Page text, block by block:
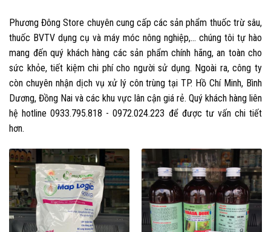
Phương Đông Store chuyên cung cấp các sản phẩm thuốc trừ sâu,
thuốc BVTV dụng cụ và máy móc nông nghiệp,... chúng tôi tự hào
mang đến quý khách hàng các sản phẩm chính hãng, an toàn cho
sức khỏe, tiết kiệm chi phí cho người sử dụng. Ngoài ra, công ty
còn chuyên nhận dịch vụ xử lý côn trùng tại TP. Hồ Chí Minh, Bình
Dương, Đồng Nai và các khu vực lân cận giá rẻ. Quý khách hàng liên
hệ hotline 0933.795.818 - 0972.024.223 để được tư vấn chi tiết
hơn.